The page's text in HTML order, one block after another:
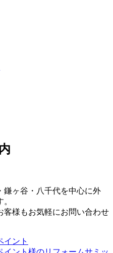
鎌ヶ谷・八千代を中心に外
客様もお気軽にお問い合わせ